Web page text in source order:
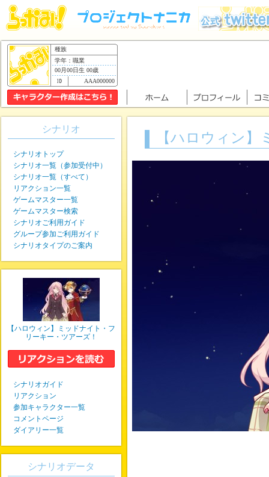
種族
学年：職業
00月00日生 00歳
AAA000000
【ハロウィン
シナリオ
シナリオトップ
シナリオ一覧（参加受付中）
シナリオ一覧（すべて）
リアクション一覧
ゲームマスター一覧
ゲームマスター検索
シナリオご利用ガイド
グループ参加ご利用ガイド
シナリオタイプのご案内
【ハロウィン】ミッドナイト・フ
リーキー・ツアーズ！
シナリオガイド
リアクション
参加キャラクター一覧
コメントページ
ダイアリー一覧
シナリオデータ